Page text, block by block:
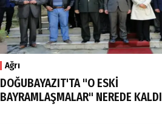
Ağrı
DOĞUBAYAZIT'TA "O ESKİ
BAYRAMLAŞMALAR" NEREDE KALDI